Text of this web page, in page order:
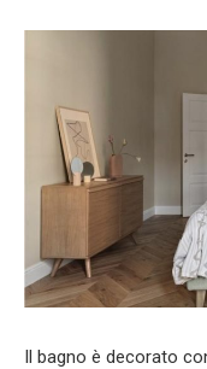
Il bagno è decorato